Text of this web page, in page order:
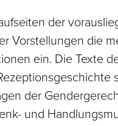
der
Vorstellungen die
ein. Die Texte
der
und